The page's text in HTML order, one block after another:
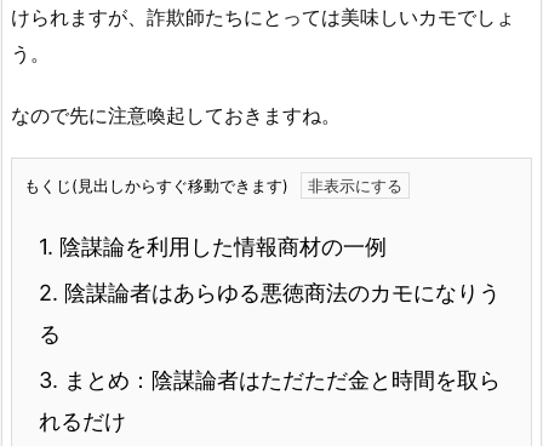
けられますが、詐欺師たちにとっては美味しいカモでしょ
う。
なので先に注意喚起しておきますね。
もくじ(見出しからすぐ移動できます)
1. 陰謀論を利用した情報商材の一例
2. 陰謀論者はあらゆる悪徳商法のカモになりう
る
3. まとめ：陰謀論者はただただ金と時間を取ら
れるだけ